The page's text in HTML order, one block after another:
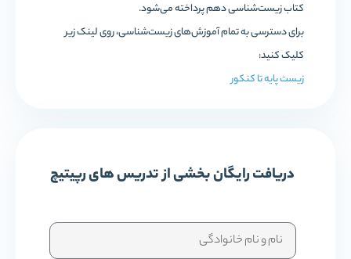
کتاب زیست‌شناسی دهم پرداخته می‌شود.
برای دسترسی به تمام آموزش‌های زیست‌شناسی، روی لینک زیر
کلیک کنید:
زیست پایه تا کنکور
دریافت رایگان بخشی از تدریس های رپیتیچ